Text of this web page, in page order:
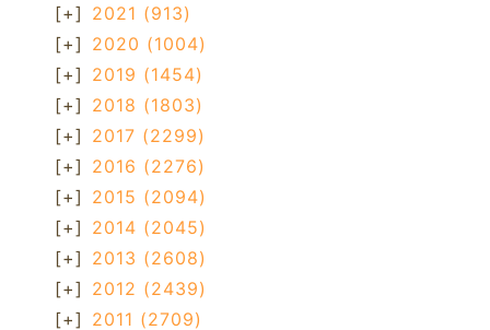
[+] 2021 (913)
[+] 2020 (1004)
[+] 2019 (1454)
[+] 2018 (1803)
[+] 2017 (2299)
[+] 2016 (2276)
[+] 2015 (2094)
[+] 2014 (2045)
[+] 2013 (2608)
[+] 2012 (2439)
[+] 2011 (2709)